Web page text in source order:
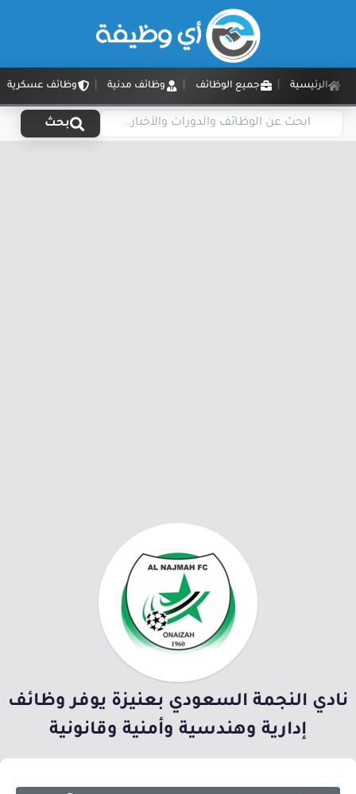
الرئيسية جميع الوظائف وظائف مدنية وظائف عسكرية
بحث
نادي النجمة السعودي بعنيزة يوفر وظائف
إدارية وهندسية وأمنية وقانونية